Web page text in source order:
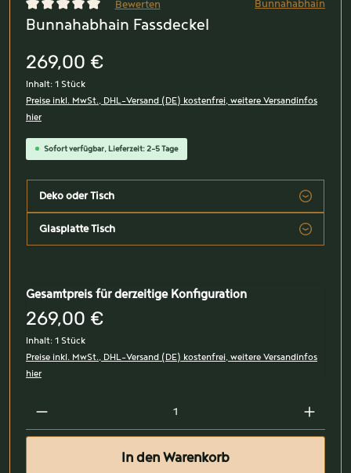
Durchschnittliche Bewertung von 0 von 5 Sternen
Bewerten Bunnahabhain
Bunnahabhain Fassdeckel
269,00 €
Inhalt: 1 Stück
Preise inkl. MwSt., DHL-Versand (DE) kostenfrei, weitere Versandinfos
hier
Sofort verfügbar, Lieferzeit: 2-5 Tage
Deko oder Tisch
Glasplatte Tisch
Gesamtpreis für derzeitige Konfiguration
269,00 €
Inhalt: 1 Stück
Preise inkl. MwSt., DHL-Versand (DE) kostenfrei, weitere Versandinfos
hier
In den Warenkorb